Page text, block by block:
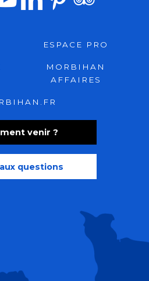
venir ?
questions
ESPACE PRO
MORBIHAN
AFFAIRES